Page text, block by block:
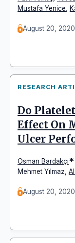
Mustafa Yenice
August 20, 2020
RESEARCH
Do
Effect On
Ulcer
Osman Bardakçı*
Mehmet Yılmaz
August 20, 2020